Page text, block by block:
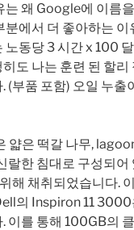
는 왜 Google에 이름
분에서 더 좋아하는
노동당 3 시간 x 100
도 나는 훈련 된 할
(부품 포함) 오일 누출
얇은 떡갈 나무,
랄한 침대로 구성되어
해 채취되었습니다.
의 Inspiron 11
이를 통해 100GB의